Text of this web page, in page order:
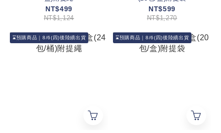
NT$499
NT$1,124
NT$599
NT$1,270
⌛預購商品｜8/6(四)後陸續出貨 ⌛預購商品｜8/6(四)後陸續出貨